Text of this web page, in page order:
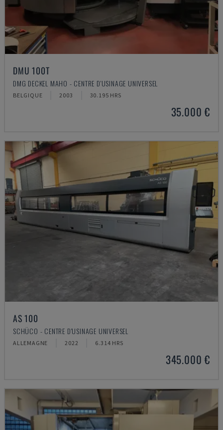
DMU 100T
DMG DECKEL MAHO - CENTRE D'USINAGE UNIVERSEL
BELGIQUE 2003 30.195 HRS
35.000 €
AS 100
SCHÜCO - CENTRE D'USINAGE UNIVERSEL
ALLEMAGNE 2022 6.314 HRS
345.000 €